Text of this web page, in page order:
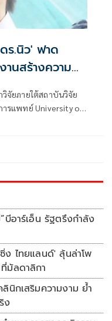
ร.นิว' ฟาด
นสร้างความ
จัยภายใต้สถาบันวิจัย
ารแพทย์ University of
รัฐตรึงกำลัง
ง ไทยแลนด์' ลุ้นล่าโพ
มัลดาลิกา
นิกเสริมความงาม ย้ำ
ง